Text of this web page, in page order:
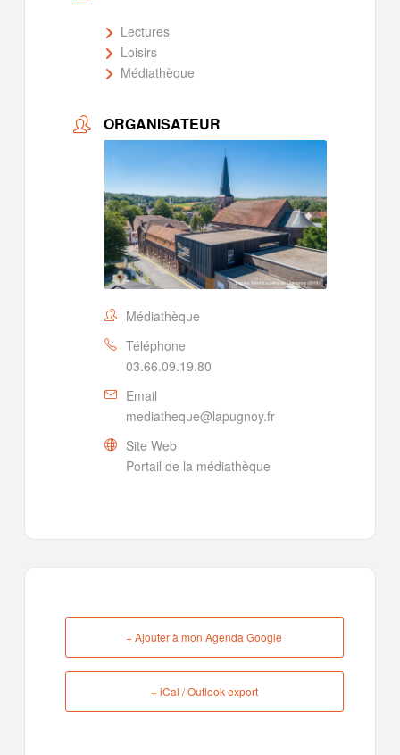
Lectures
Loisirs
Médiathèque
ORGANISATEUR
Médiathèque
Téléphone
03.66.09.19.80
Email
mediatheque@lapugnoy.fr
Site Web
Portail de la médiathèque
+ Ajouter à mon Agenda Google
+ iCal / Outlook export